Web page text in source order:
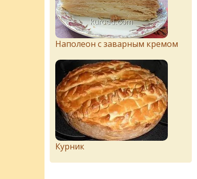
Наполеон с заварным кремом
Курник